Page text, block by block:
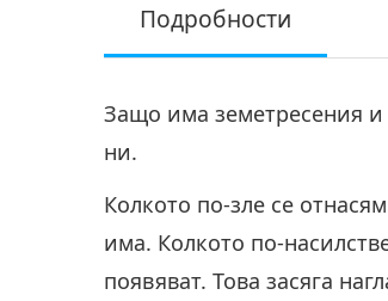
Подробности
Защо има земетресения и
ни.
Колкото по-зле се
има. Колкото по-
появяват. Това засяга